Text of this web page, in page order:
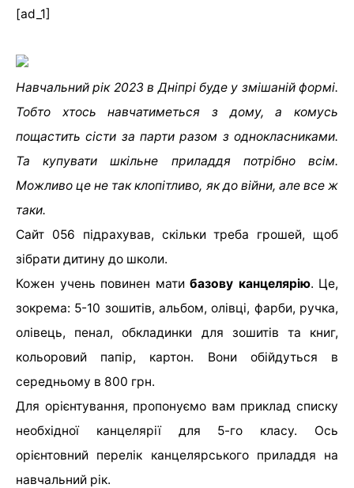
[ad_1]
Навчальний рік 2023 в Дніпрі буде у змішаній формі.
Тобто хтось навчатиметься з дому, а комусь
пощастить сісти за парти разом з однокласниками.
Та купувати шкільне приладдя потрібно всім.
Можливо це не так клопітливо, як до війни, але все ж
таки.
Сайт 056 підрахував, скільки треба грошей, щоб
зібрати дитину до школи.
Кожен учень повинен мати базову канцелярію. Це,
зокрема: 5-10 зошитів, альбом, олівці, фарби, ручка,
олівець, пенал, обкладинки для зошитів та книг,
кольоровий папір, картон. Вони обійдуться в
середньому в 800 грн.
Для орієнтування, пропонуємо вам приклад списку
необхідної канцелярії для 5-го класу. Ось
орієнтовний перелік канцелярського приладдя на
навчальний рік.